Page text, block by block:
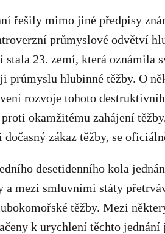
řešily mimo jiné předpisy
průmyslové odvětví
stala 23. zemí, která oznámila
průmyslu hlubinné těžby. O
rozvoje tohoto
okamžitému zahájení
zákaz těžby, se
desetidenního kola
a mezi smluvními státy
těžby. Mezi
k urychlení těchto jednání